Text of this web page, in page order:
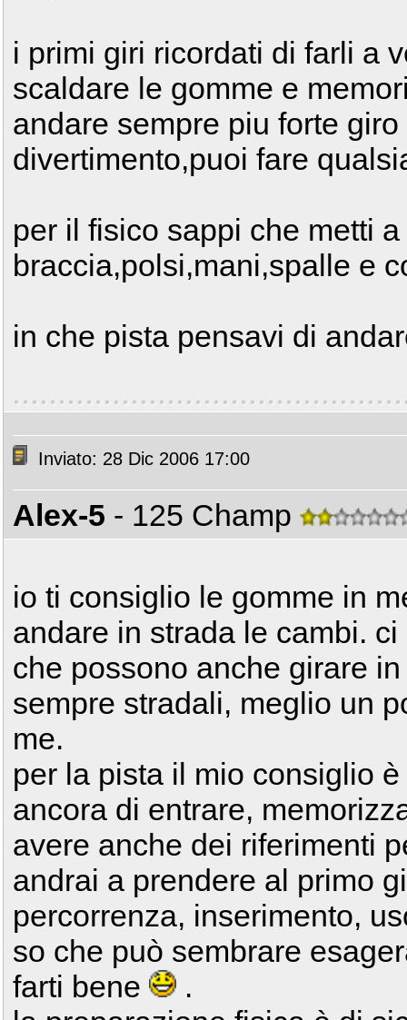
i primi giri ricordati di farli a
scaldare le gomme e
andare sempre piu forte
divertimento,puoi fare
per il fisico sappi che metti
braccia,polsi,mani,spalle e
in che pista pensavi di
Inviato: 28 Dic 2006 17:00
Alex-5 - 125 Champ
io ti consiglio le gomme in
andare in strada le cambi.
che possono anche girare
sempre stradali, meglio un
me.
per la pista il mio consiglio
ancora di entrare,
avere anche dei riferimenti
andrai a prendere al primo
percorrenza, inserimento,
so che può sembrare
farti bene
.